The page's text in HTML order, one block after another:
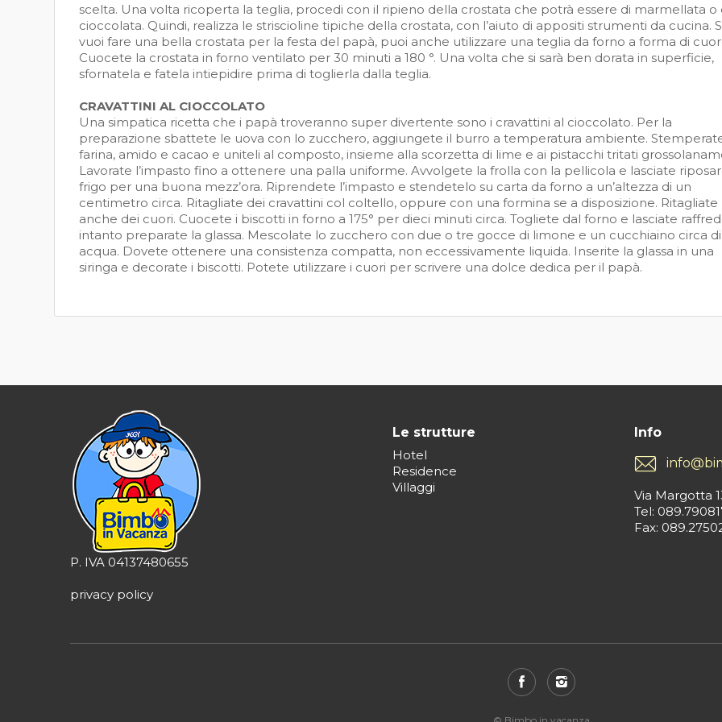
scelta. Una volta ricoperta la teglia, procedi con il ripieno della crostata che potrà essere di marmellata o
cioccolata. Quindi, realizza le striscioline tipiche della crostata, con l’aiuto di appositi strumenti da cucina.
vuoi fare una bella crostata per la festa del papà, puoi anche utilizzare una teglia da forno a forma di
Cuocete la crostata in forno ventilato per 30 minuti a 180 °. Una volta che si sarà ben dorata in superficie,
sfornatela e fatela intiepidire prima di toglierla dalla teglia.
CRAVATTINI AL CIOCCOLATO
Una simpatica ricetta che i papà troveranno super divertente sono i cravattini al cioccolato. Per la
preparazione sbattete le uova con lo zucchero, aggiungete il burro a temperatura ambiente.
farina, amido e cacao e uniteli al composto, insieme alla scorzetta di lime e ai pistacchi tritati
Lavorate l’impasto fino a ottenere una palla uniforme. Avvolgete la frolla con la pellicola e lasciate
frigo per una buona mezz’ora. Riprendete l’impasto e stendetelo su carta da forno a un’altezza di un
centimetro circa. Ritagliate dei cravattini col coltello, oppure con una formina se a disposizione. Ritagliate
anche dei cuori. Cuocete i biscotti in forno a 175° per dieci minuti circa. Togliete dal forno e lasciate
intanto preparate la glassa. Mescolate lo zucchero con due o tre gocce di limone e un cucchiaino circa di
acqua. Dovete ottenere una consistenza compatta, non eccessivamente liquida. Inserite la glassa in una
siringa e decorate i biscotti. Potete utilizzare i cuori per scrivere una dolce dedica per il papà.
P. IVA 04137480655
privacy policy
Le strutture
Hotel
Residence
Villaggi
Info
Via Margotta
Tel:
Fax: